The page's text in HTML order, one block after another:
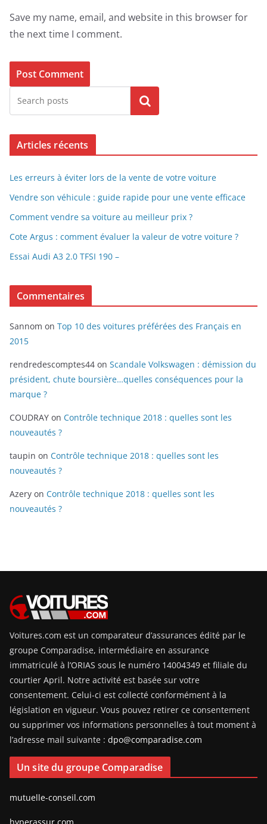
Save my name, email, and website in this browser for
the next time I comment.
Search
Articles récents
Les erreurs à éviter lors de la vente de votre voiture
Vendre son véhicule : guide rapide pour une vente efficace
Comment vendre sa voiture au meilleur prix ?
Cote Argus : comment évaluer la valeur de votre voiture ?
Essai Audi A3 2.0 TFSI 190 –
Commentaires
Sannom on Top 10 des voitures préférées des Français en
2015
rendredescomptes44 on Scandale Volkswagen : démission du
président, chute boursière…quelles conséquences pour la
marque ?
COUDRAY on Contrôle technique 2018 : quelles sont les
nouveautés ?
taupin on Contrôle technique 2018 : quelles sont les
nouveautés ?
Azery on Contrôle technique 2018 : quelles sont les
nouveautés ?
Voitures.com est un comparateur d’assurances édité par le
groupe Comparadise, intermédiaire en assurance
immatriculé à l’ORIAS sous le numéro 14004349 et filiale du
courtier April. Notre activité est basée sur votre
consentement. Celui-ci est collecté conformément à la
législation en vigueur. Vous pouvez retirer ce consentement
ou supprimer vos informations personnelles à tout moment à
l’adresse mail suivante : dpo@comparadise.com
Un site du groupe Comparadise
mutuelle-conseil.com